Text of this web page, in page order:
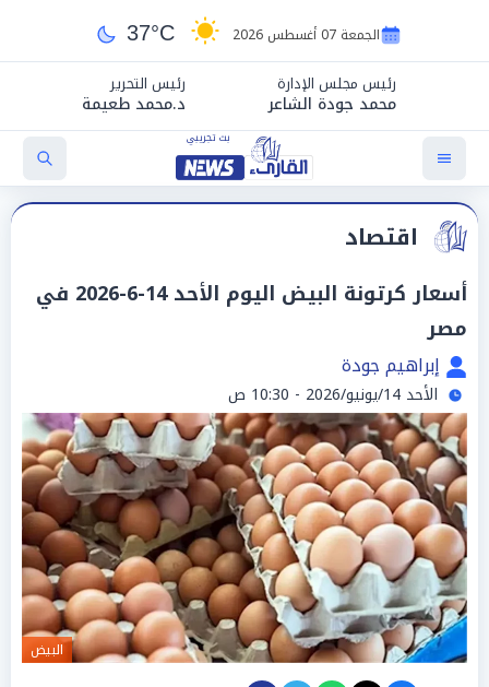
الجمعة 07 أغسطس 2026 37°C
رئيس مجلس الإدارة
محمد جودة الشاعر
رئيس التحرير
د.محمد طعيمة
اقتصاد
أسعار كرتونة البيض اليوم الأحد 14-6-2026 في
مصر
إبراهيم جودة
الأحد 14/يونيو/2026 - 10:30 ص
البيض